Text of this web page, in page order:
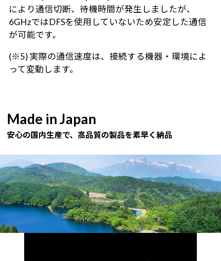
により通信切断、待機時間が発生しましたが、
6GHzではDFSを使用していないため安定した通信
が可能です。
(※5) 実際の通信速度は、接続する機器・環境によ
って変動します。
Made in Japan
安心の国内生産で、高品質の製品を素早く納品